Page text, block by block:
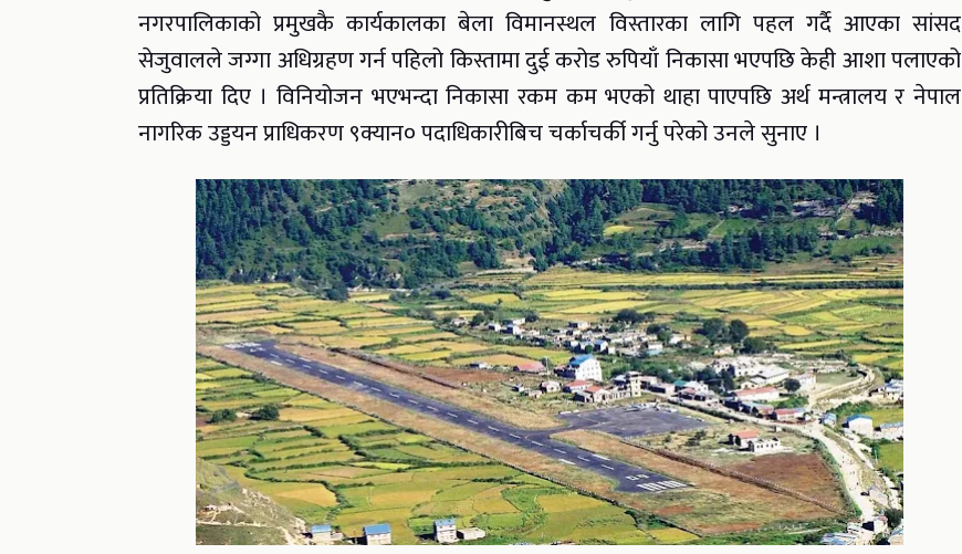
नगरपालिकाको प्रमुखकै कार्यकालका बेला विमानस्थल विस्तारका लागि पहल गर्दै आएका सांसद
सेजुवालले जग्गा अधिग्रहण गर्न पहिलो किस्तामा दुई करोड रुपियाँ निकासा भएपछि केही आशा पलाएको
प्रतिक्रिया दिए । विनियोजन भएभन्दा निकासा रकम कम भएको थाहा पाएपछि अर्थ मन्त्रालय र नेपाल
नागरिक उड्डयन प्राधिकरण ९क्यान० पदाधिकारीबिच चर्काचर्की गर्नु परेको उनले सुनाए ।